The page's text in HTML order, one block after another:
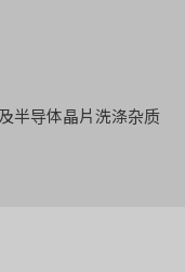
半导体晶片洗涤杂质